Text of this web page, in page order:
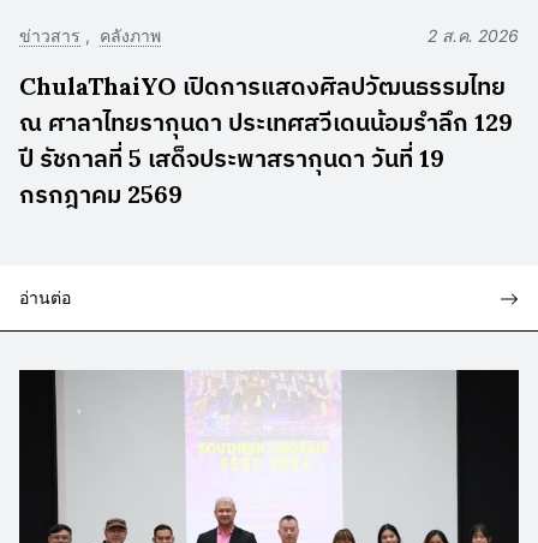
ข่าวสาร คลังภาพ 2 ส.ค. 2026
ChulaThaiYO เปิดการแสดงศิลปวัฒนธรรมไทย
ณ ศาลาไทยรากุนดา ประเทศสวีเดนน้อมรำลึก 129
ปี รัชกาลที่ 5 เสด็จประพาสรากุนดา วันที่ 19
กรกฎาคม 2569
อ่านต่อ